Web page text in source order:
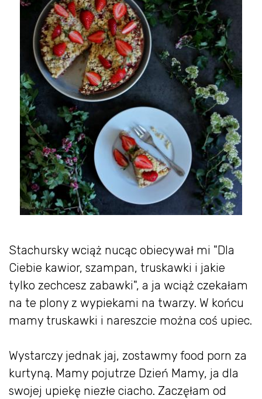
Stachursky wciąż nucąc obiecywał mi "Dla
Ciebie kawior, szampan, truskawki i jakie
tylko zechcesz zabawki", a ja wciąż czekałam
na te plony z wypiekami na twarzy. W końcu
mamy truskawki i nareszcie można coś upiec.
Wystarczy jednak jaj, zostawmy food porn za
kurtyną. Mamy pojutrze Dzień Mamy, ja dla
swojej upiekę niezłe ciacho. Zaczęłam od